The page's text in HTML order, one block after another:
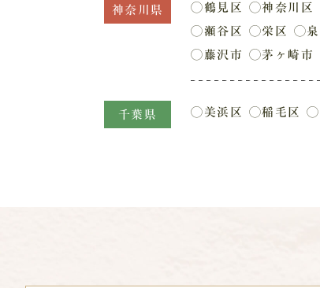
神奈川県 ◯鶴見区 ◯神奈川区
◯瀬谷区
◯栄区 ◯泉
◯藤沢市
◯茅ヶ崎市
千葉県 ◯美浜区 ◯稲毛区 ◯